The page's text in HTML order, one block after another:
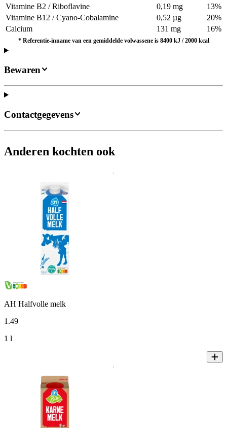
Vitamine B2 / Riboflavine
0,19 mg
13%
Vitamine B12 / Cyano-Cobalamine
0,52 µg
20%
Calcium
131 mg 16%
* Referentie-inname van een gemiddelde volwassene is 8400 kJ / 2000 kcal
Bewaren
Contactgegevens
Anderen kochten ook
AH Halfvolle melk
1 .49
1 l